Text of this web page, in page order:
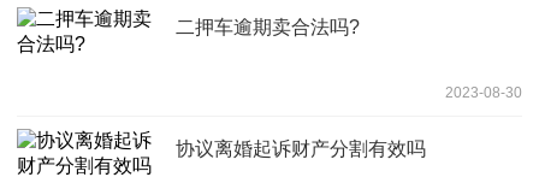
二押车逾期卖合法吗?
2023-08-30
协议离婚起诉财产分割有效吗